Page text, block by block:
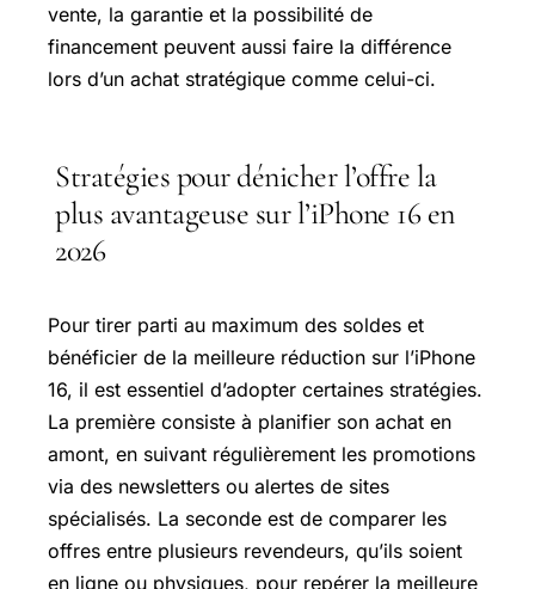
vente, la garantie et la possibilité de
financement peuvent aussi faire la différence
lors d’un achat stratégique comme celui-ci.
Stratégies pour dénicher l’offre la
plus avantageuse sur l’iPhone 16 en
2026
Pour tirer parti au maximum des soldes et
bénéficier de la meilleure réduction sur l’iPhone
16, il est essentiel d’adopter certaines stratégies.
La première consiste à planifier son achat en
amont, en suivant régulièrement les promotions
via des newsletters ou alertes de sites
spécialisés. La seconde est de comparer les
offres entre plusieurs revendeurs, qu’ils soient
en ligne ou physiques, pour repérer la meilleure